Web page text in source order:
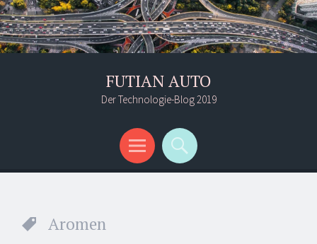
FUTIAN AUTO
Der Technologie-Blog 2019
Menü
Suchen
Aromen